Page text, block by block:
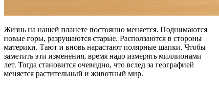
Жизнь на нашей планете постоянно меняется. Поднимаются
новые горы, разрушаются старые. Расползаются в стороны
материки. Тают и вновь нарастают полярные шапки. Чтобы
заметить эти изменения, время надо измерять миллионами
лет. Тогда становится очевидно, что вслед за географией
меняется растительный и животный мир.